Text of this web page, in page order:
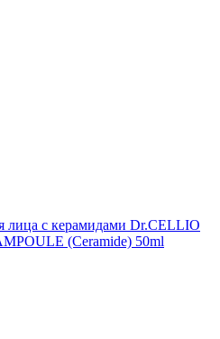
с керамидами Dr.CELLIO
(Ceramide) 50ml